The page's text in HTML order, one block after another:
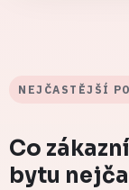
NEJČASTĚJŠÍ
Co
bytu